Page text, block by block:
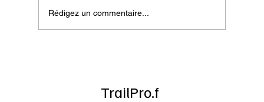
Onatera : Pour affronter l’hiver
Rédigez un commentaire...
TrailPro.f